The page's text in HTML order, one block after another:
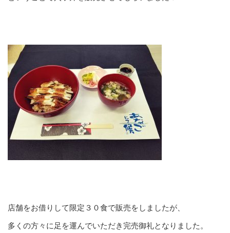
店舗をお借りして限定３０食で販売をしましたが、
多くの方々に足を運んでいただき完売御礼となりました。